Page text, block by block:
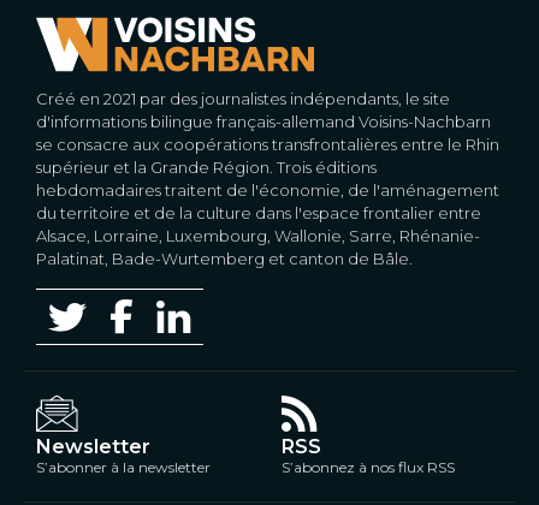
Créé en 2021 par des journalistes indépendants, le site
d'informations bilingue français-allemand Voisins-Nachbarn
se consacre aux coopérations transfrontalières entre le Rhin
supérieur et la Grande Région. Trois éditions
hebdomadaires traitent de l'économie, de l'aménagement
du territoire et de la culture dans l'espace frontalier entre
Alsace, Lorraine, Luxembourg, Wallonie, Sarre, Rhénanie-
Palatinat, Bade-Wurtemberg et canton de Bâle.
Newsletter
S’abonner à la newsletter
RSS
S’abonnez à nos flux RSS